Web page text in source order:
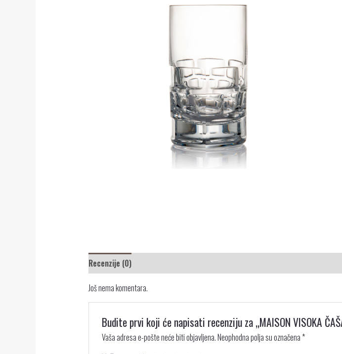
Recenzije (0)
Još nema komentara.
Budite prvi koji će napisati recenziju za „MAISON VISOKA
Vaša adresa e-pošte neće biti objavljena.Neophodna polja su označena *